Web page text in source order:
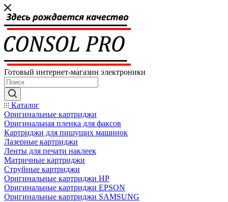
Готовый интернет-магазин электроники
Каталог
Оригинальные картриджи
Оригинальная пленка для факсов
Картриджи для пишущих машинок
Лазерные картриджи
Ленты для печати наклеек
Матричные картриджи
Струйные картриджи
Оригинальные картриджи HP
Оригинальные картриджи EPSON
Оригинальные картриджи SAMSUNG